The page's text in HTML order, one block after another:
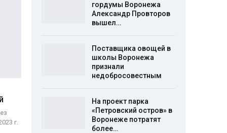
г.
гордумы Воронежа
Александр Провторов
вышел…
Поставщика овощей в
школы Воронежа
признали
недобросовестным
На проект парка
«Петровский остров» в
Воронеже потратят
более…